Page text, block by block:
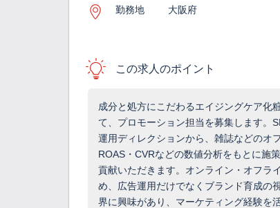
勤務地 大阪府
この求人のポイント
成分と処方にこだわるエイジングケア化
て、プロモーション担当を募集します。
運用ディレクションから、雑誌などのオ
ROAS・CVRなどの数値分析をもとに施
貢献いただきます。オンライン・オフラ
め、広告運用だけでなくブランド育成の
界に興味があり、マーケティング経験を